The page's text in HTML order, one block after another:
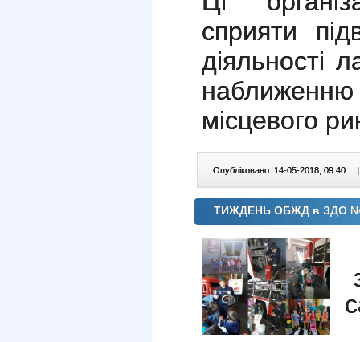
сприяти
діяльності
наближенню
місцевого
Опубліковано: 14-05-2018, 09:40 |
ТИЖДЕНЬ ОБЖД в ЗДО